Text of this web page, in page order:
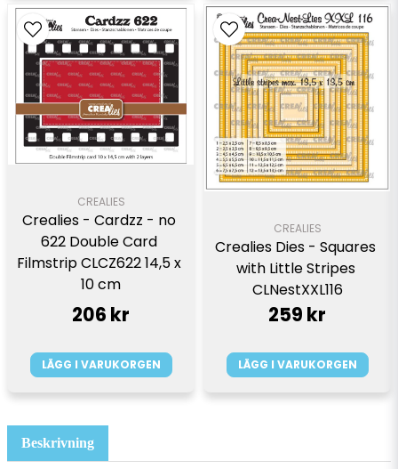
Beskrivning
CREALIES
Crealies - Cardzz - no
622 Double Card
Filmstrip CLCZ622 14,5 x
10 cm
206 kr
LÄGG I VARUKORGEN
CREALIES
Crealies Dies - Squares
with Little Stripes
CLNestXXL116
259 kr
LÄGG I VARUKORGEN